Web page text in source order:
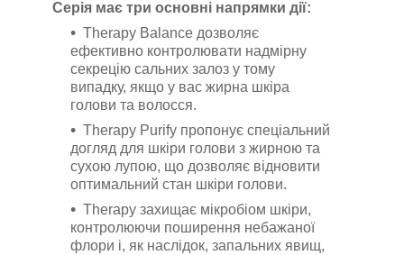
Серія має три основні напрямки дії:
Therapy Balance дозволяє
ефективно контролювати надмірну
секрецію сальних залоз у тому
випадку, якщо у вас жирна шкіра
голови та волосся.
Therapy Purify пропонує спеціальний
догляд для шкіри голови з жирною та
сухою лупою, що дозволяє відновити
оптимальний стан шкіри голови.
Therapy захищає мікробіом шкіри,
контролюючи поширення небажаної
флори і, як наслідок, запальних явищ,